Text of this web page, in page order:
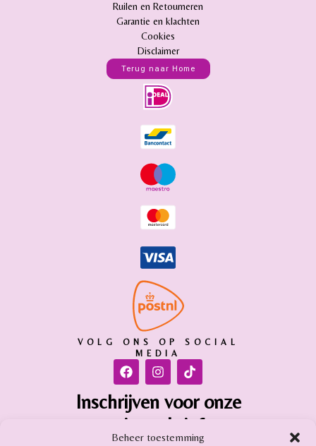
Beheer toestemming
Ruilen en Retourneren
Garantie en klachten
Cookies
Disclaimer
Terug naar Home
VOLG ONS OP SOCIAL
MEDIA
Inschrijven voor onze
nieuwsbrief